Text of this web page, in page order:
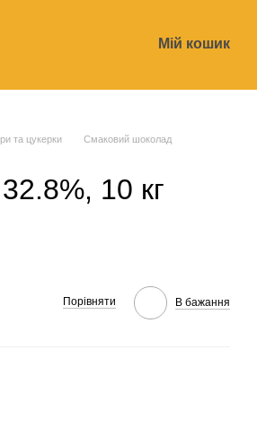
Мій кошик
та цукерки
Смаковий шоколад
10 кг
Порівняти В бажання